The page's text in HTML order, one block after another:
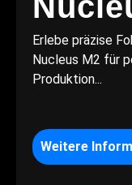
Erlebe präzise
Nucleus M2 für
Produktion...
Weitere